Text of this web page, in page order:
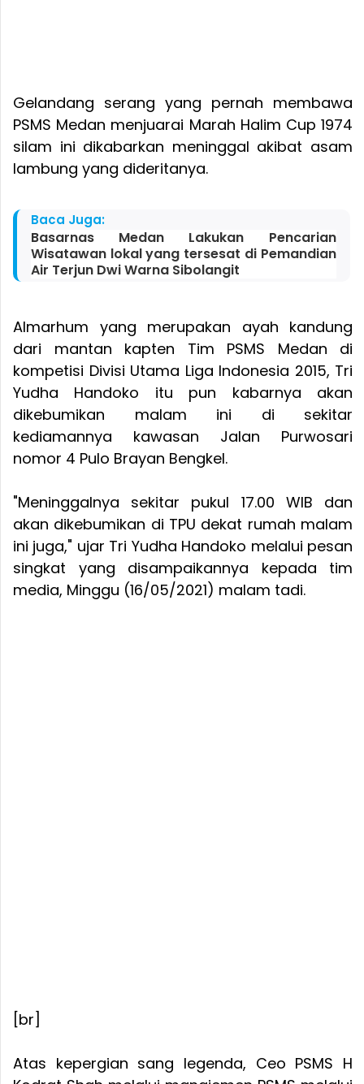
Gelandang serang yang pernah membawa
PSMS Medan menjuarai Marah Halim Cup 1974
silam ini dikabarkan meninggal akibat asam
lambung yang dideritanya.
Baca Juga:
Basarnas Medan Lakukan Pencarian
Wisatawan lokal yang tersesat di Pemandian
Air Terjun Dwi Warna Sibolangit
Almarhum yang merupakan ayah kandung
dari mantan kapten Tim PSMS Medan di
kompetisi Divisi Utama Liga Indonesia 2015, Tri
Yudha Handoko itu pun kabarnya akan
dikebumikan malam ini di sekitar
kediamannya kawasan Jalan Purwosari
nomor 4 Pulo Brayan Bengkel.
"Meninggalnya sekitar pukul 17.00 WIB dan
akan dikebumikan di TPU dekat rumah malam
ini juga," ujar Tri Yudha Handoko melalui pesan
singkat yang disampaikannya kepada tim
media, Minggu (16/05/2021) malam tadi.
[br]
Atas kepergian sang legenda, Ceo PSMS H